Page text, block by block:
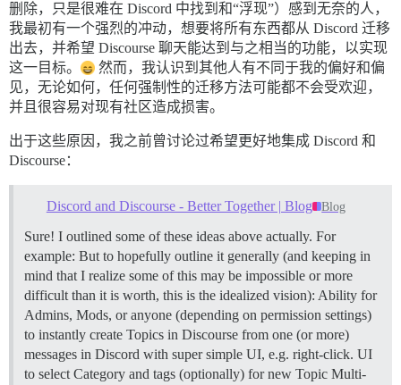
删除，只是很难在 Discord 中找到和“浮现”）感到无奈的人，
我最初有一个强烈的冲动，想要将所有东西都从 Discord 迁移
出去，并希望 Discourse 聊天能达到与之相当的功能，以实现
这一目标。
然而，我认识到其他人有不同于我的偏好和偏
见，无论如何，任何强制性的迁移方法可能都不会受欢迎，
并且很容易对现有社区造成损害。
出于这些原因，我之前曾讨论过希望更好地集成 Discord 和
Discourse：
Discord and Discourse - Better Together | Blog Blog
Sure! I outlined some of these ideas above actually. For
example: But to hopefully outline it generally (and keeping in
mind that I realize some of this may be impossible or more
difficult than it is worth, this is the idealized vision): Ability for
Admins, Mods, or anyone (depending on permission settings)
to instantly create Topics in Discourse from one (or more)
messages in Discord with super simple UI, e.g. right-click. UI
to select Category and tags (optionally) for new Topic Multi-